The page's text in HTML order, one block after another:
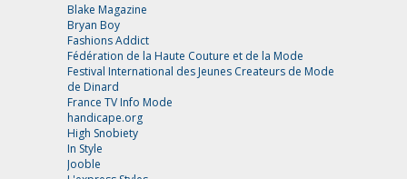
Blake Magazine
Bryan Boy
Fashions Addict
Fédération de la Haute Couture et de la Mode
Festival International des Jeunes Createurs de Mode
de Dinard
France TV Info Mode
handicape.org
High Snobiety
In Style
Jooble